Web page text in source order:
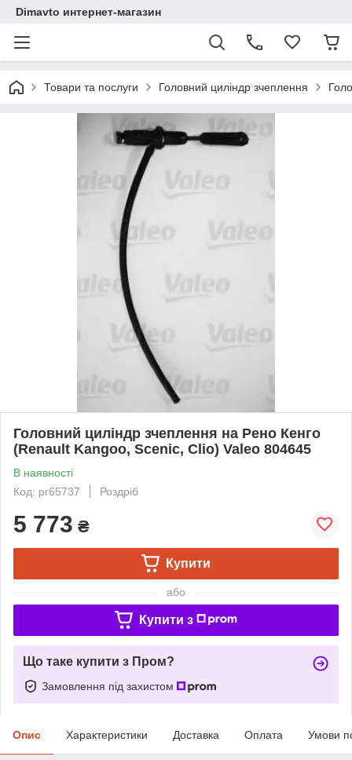
Dimavto интернет-магазин
Товари та послуги Головний циліндр зчеплення
Головний циліндр зчеплення на Рено Кенго
(Renault Kangoo, Scenic, Clio) Valeo 804645
В наявності
Код: pr65737
Роздріб
5 773 ₴
Купити
або
Купити з
Що таке купити з Пром?
Замовлення під захистом
Опис Характеристики Доставка Оплата Умови